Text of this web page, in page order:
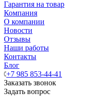
Гарантия на товар
Компания
О компании
Новости
Отзывы
Наши работы
Контакты
Блог
+7 985 853-44-41
Заказать звонок
Задать вопрос